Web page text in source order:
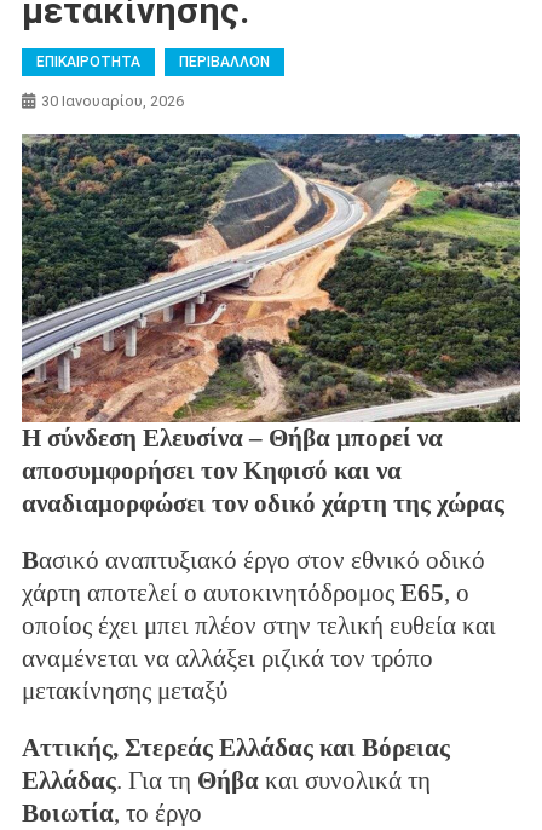
μετακίνησης.
ΕΠΙΚΑΙΡΟΤΗΤΑ ΠΕΡΙΒΑΛΛΟΝ
30 Ιανουαρίου, 2026
Η σύνδεση Ελευσίνα – Θήβα μπορεί να
αποσυμφορήσει τον Κηφισό και να
αναδιαμορφώσει τον οδικό χάρτη της χώρας
Βασικό αναπτυξιακό έργο στον εθνικό οδικό
χάρτη αποτελεί ο αυτοκινητόδρομος Ε65, ο
οποίος έχει μπει πλέον στην τελική ευθεία και
αναμένεται να αλλάξει ριζικά τον τρόπο
μετακίνησης μεταξύ
Αττικής, Στερεάς Ελλάδας και Βόρειας
Ελλάδας. Για τη Θήβακαι συνολικά τη
Βοιωτία, το έργο